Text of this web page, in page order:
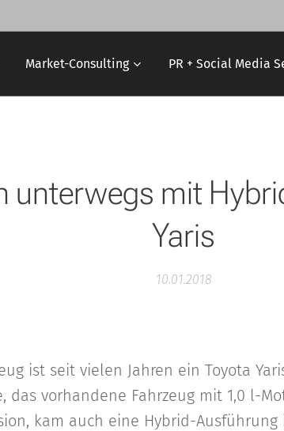
Market-Consulting PR + Social Media
unterwegs mit
Yaris
10.01.2018
ist seit vielen Jahren ein Toyota
das vorhandene Fahrzeug mit 1,0 l-
kam auch eine Hybrid-